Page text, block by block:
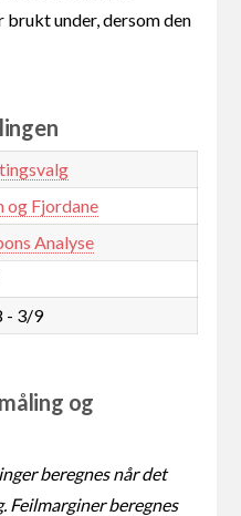
under, dersom den
og Fjordane
Analyse
- 3/9
og
beregnes når det
Feilmarginer beregnes